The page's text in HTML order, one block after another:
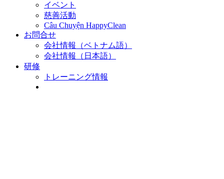
イベント
慈善活動
Câu Chuyện HappyClean
お問合せ
会社情報（ベトナム語）
会社情報（日本語）
研修
トレーニング情報